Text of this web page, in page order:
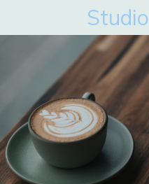
hoofdinhoud
Studio